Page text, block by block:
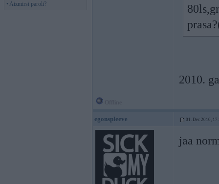
• Aizmirsi paroli?
2010.
egonspleeve 01. Dec 2010,
jaa